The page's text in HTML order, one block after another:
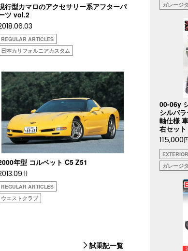
行型カマロのアクセサリー系アフターパ
ツ vol.2
REGULAR ARTICLES
日本カリフォルニアカスタム
年型 コルベット C5 Z51
REGULAR ARTICLES
ウエストクラブ
試乗記一覧
ガレージ
00-06y
シルバ
軸仕様
右セット
115,000
EXTERIOR
ガレージ